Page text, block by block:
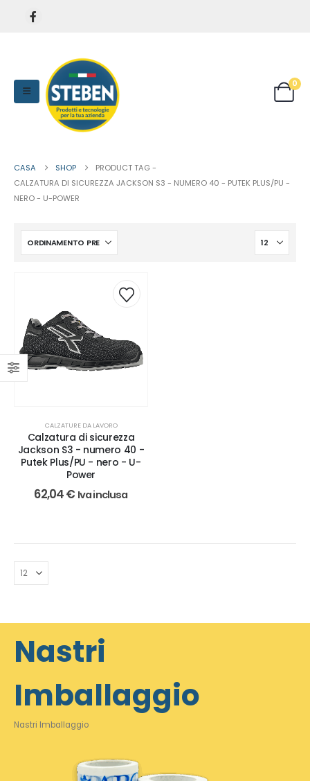
0
CASA SHOP
PRODUCT TAG -
CALZATURA DI SICUREZZA JACKSON S3 - NUMERO 40 - PUTEK PLUS/PU -
NERO - U-POWER
CALZATURE DA LAVORO
Calzatura di sicurezza
Jackson S3 - numero 40 -
Putek Plus/PU - nero - U-
Power
62,04€ Iva inclusa
Nastri
Imballaggio
Nastri Imballaggio